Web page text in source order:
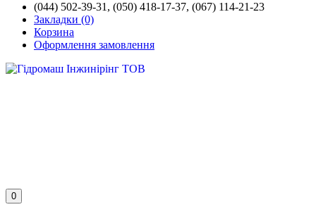
(044) 502-39-31, (050) 418-17-37, (067) 114-21-23
Закладки (0)
Корзина
Оформлення замовлення
0